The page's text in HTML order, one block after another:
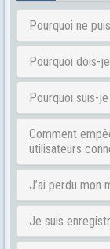
Pourquoi ne
Pourquoi dois-
Pourquoi suis-
Comment
utilisateurs
J’ai perdu mon
Je suis